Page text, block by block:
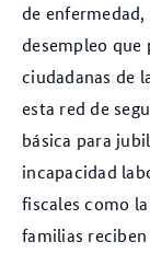
de
desempleo que
ciudadanas de
esta red de
básica para
incapacidad
fiscales como
familias